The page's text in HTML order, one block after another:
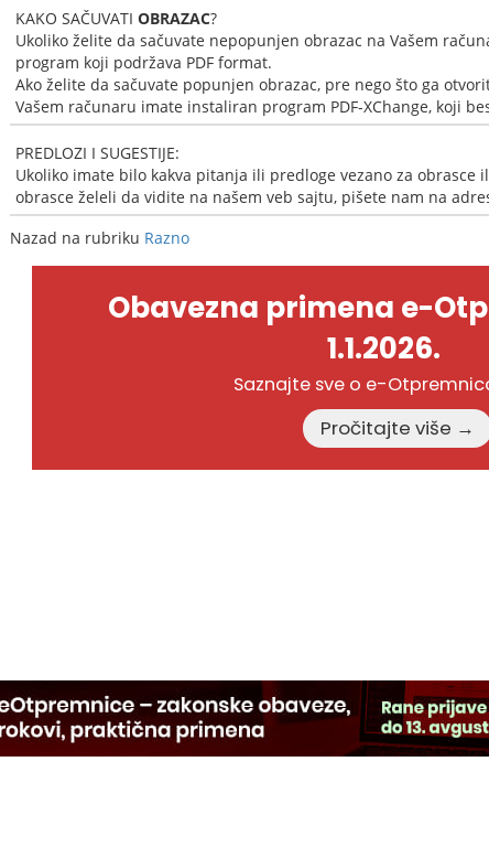
KAKO SAČUVATI OBRAZAC?
Ukoliko želite da sačuvate nepopunjen obrazac na Vašem
program koji podržava PDF format.
Ako želite da sačuvate popunjen obrazac, pre nego što ga
Vašem računaru imate instaliran program PDF-XChange, koji
PREDLOZI I SUGESTIJE:
Ukoliko imate bilo kakva pitanja ili predloge vezano za obrasce
obrasce želeli da vidite na našem veb sajtu, pišete nam na
Nazad na rubriku Razno
Obavezna primena e-
1.1.2026.
Saznajte sve o e-
Pročitajte više →